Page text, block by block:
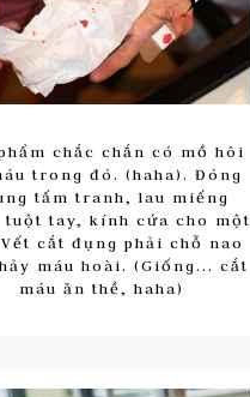
chắc chắn có mồ hôi
trong đó. (haha). Đóng
tấm tranh, lau miếng
tay, kính cứa cho một
cắt đụng phải chỗ nao
máu hoài. (Giống... cắt
máu ăn thề, haha)